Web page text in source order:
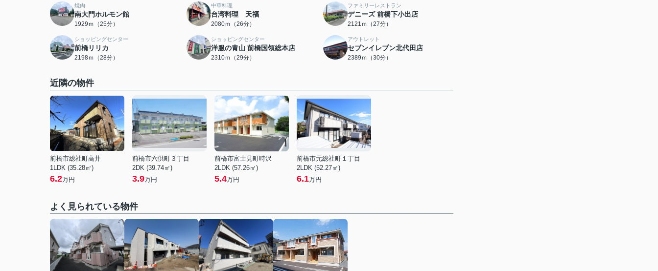
焼肉
南大門ホルモン館
1929ｍ（25分）
中華料理
台湾料理 天福
2080ｍ（26分）
ファミリーレストラン
デニーズ 前橋下小出店
2121ｍ（27分）
ショッピングセンター
前橋リリカ
2198ｍ（28分）
ショッピングセンター
洋服の青山 前橋国領総本店
2310ｍ（29分）
アウトレット
セブンイレブン北代田店
2389ｍ（30分）
近隣の物件
前橋市総社町高井
1LDK (35.28㎡)
6.2万円
前橋市六供町３丁目
2DK (39.74㎡)
3.9万円
前橋市富士見町時沢
2LDK (57.26㎡)
5.4万円
前橋市元総社町１丁目
2LDK (52.27㎡)
6.1万円
よく見られている物件